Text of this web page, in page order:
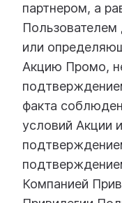
партнером, а
или
Акцию Промо,
факта
условий Акции
Компанией